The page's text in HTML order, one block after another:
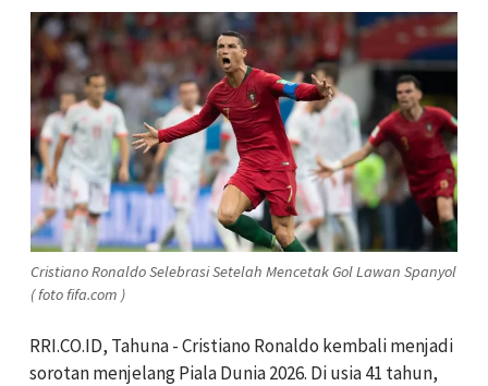
Cristiano Ronaldo Selebrasi Setelah Mencetak Gol Lawan Spanyol
( foto fifa.com )
RRI.CO.ID, Tahuna - Cristiano Ronaldo kembali menjadi
sorotan menjelang Piala Dunia 2026. Di usia 41 tahun,